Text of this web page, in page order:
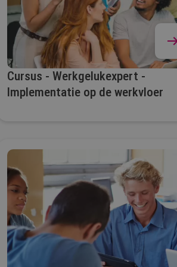
Cursus - Werkgelukexpert -
Implementatie op de werkvloer